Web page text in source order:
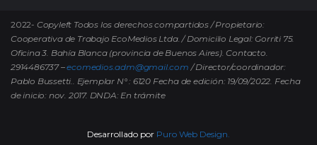
2022- Copyleft Todos los derechos compartidos / Propietario:
Cooperativa de Trabajo EcoMedios Ltda. / Domicilio Legal: Gorriti 75.
Oficina 3. Bahía Blanca (provincia de Buenos Aires). Contacto.
2914486737 –ecomedios.adm@gmail.com / Director/coordinador:
Pablo Bussetti.. Ejemplar N° : 6120 Fecha de edición: 19/09/2022. Fecha
de inicio: nov. 2017. DNDA: En trámite
Desarrollado por Puro Web Design.